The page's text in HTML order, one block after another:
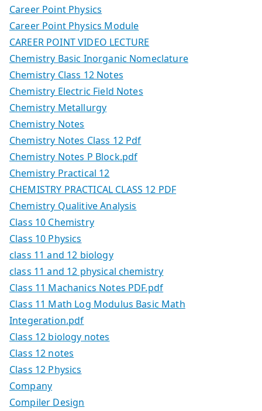
Career Point Physics
Career Point Physics Module
CAREER POINT VIDEO LECTURE
Chemistry Basic Inorganic Nomeclature
Chemistry Class 12 Notes
Chemistry Electric Field Notes
Chemistry Metallurgy
Chemistry Notes
Chemistry Notes Class 12 Pdf
Chemistry Notes P Block.pdf
Chemistry Practical 12
CHEMISTRY PRACTICAL CLASS 12 PDF
Chemistry Qualitive Analysis
Class 10 Chemistry
Class 10 Physics
class 11 and 12 biology
class 11 and 12 physical chemistry
Class 11 Machanics Notes PDF.pdf
Class 11 Math Log Modulus Basic Math
Integeration.pdf
Class 12 biology notes
Class 12 notes
Class 12 Physics
Company
Compiler Design